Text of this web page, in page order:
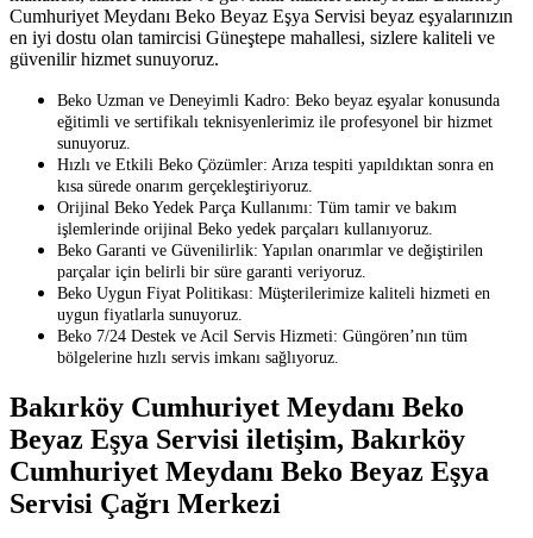
Cumhuriyet Meydanı Beko Beyaz Eşya Servisi beyaz eşyalarınızın
en iyi dostu olan tamircisi Güneştepe mahallesi, sizlere kaliteli ve
güvenilir hizmet sunuyoruz.
Beko Uzman ve Deneyimli Kadro: Beko beyaz eşyalar konusunda
eğitimli ve sertifikalı teknisyenlerimiz ile profesyonel bir hizmet
sunuyoruz.
Hızlı ve Etkili Beko Çözümler: Arıza tespiti yapıldıktan sonra en
kısa sürede onarım gerçekleştiriyoruz.
Orijinal Beko Yedek Parça Kullanımı: Tüm tamir ve bakım
işlemlerinde orijinal Beko yedek parçaları kullanıyoruz.
Beko Garanti ve Güvenilirlik: Yapılan onarımlar ve değiştirilen
parçalar için belirli bir süre garanti veriyoruz.
Beko Uygun Fiyat Politikası: Müşterilerimize kaliteli hizmeti en
uygun fiyatlarla sunuyoruz.
Beko 7/24 Destek ve Acil Servis Hizmeti: Güngören’nın tüm
bölgelerine hızlı servis imkanı sağlıyoruz.
Bakırköy Cumhuriyet Meydanı Beko
Beyaz Eşya Servisi iletişim, Bakırköy
Cumhuriyet Meydanı Beko Beyaz Eşya
Servisi Çağrı Merkezi